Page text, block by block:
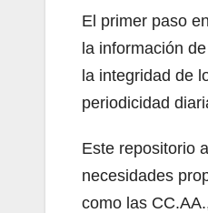
El primer paso
la información
la integridad de
periodicidad
Este repositorio
necesidades
como las